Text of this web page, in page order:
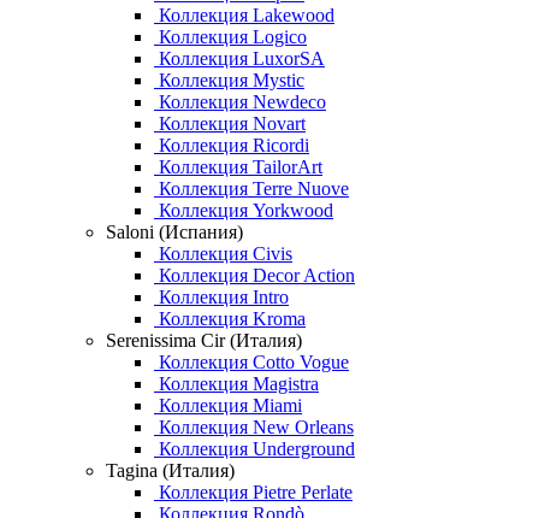
Коллекция Lakewood
Коллекция Logico
Коллекция LuxorSA
Коллекция Mystic
Коллекция Newdeco
Коллекция Novart
Коллекция Ricordi
Коллекция TailorArt
Коллекция Terre Nuove
Коллекция Yorkwood
Saloni (Испания)
Коллекция Civis
Коллекция Decor Action
Коллекция Intro
Коллекция Kroma
Serenissima Cir (Италия)
Коллекция Cotto Vogue
Коллекция Magistra
Коллекция Miami
Коллекция New Orleans
Коллекция Underground
Tagina (Италия)
Коллекция Pietre Perlate
Коллекция Rondò